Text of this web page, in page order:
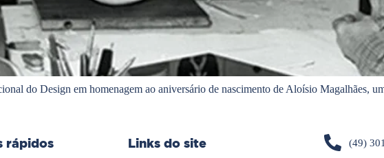
do Design em homenagem ao aniversário de nascimento de Aloísio Magalhães,
rápidos Links do site (49)